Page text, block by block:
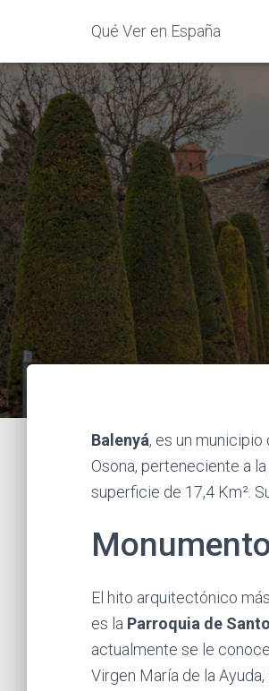
Qué Ver en España
Balenyá, es un municipio
Osona, perteneciente a
superficie de 17,4 Km².
El hito arquitectónico
es la Parroquia de
actualmente se le
Virgen María de la